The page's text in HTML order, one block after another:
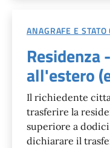
ANAGRAFE E
all'estero
Il richiedente
trasferire la
superiore a
dichiarare il